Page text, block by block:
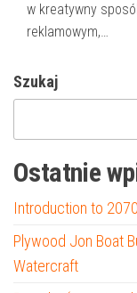
w kreatywny
reklamowym,…
Szukaj
Ostatnie
Introduction to
Plywood Jon Boat
Watercraft